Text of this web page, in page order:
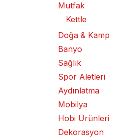
Mutfak
Kettle
Doğa & Kamp
Banyo
Sağlık
Spor Aletleri
Aydınlatma
Mobilya
Hobi Ürünleri
Dekorasyon